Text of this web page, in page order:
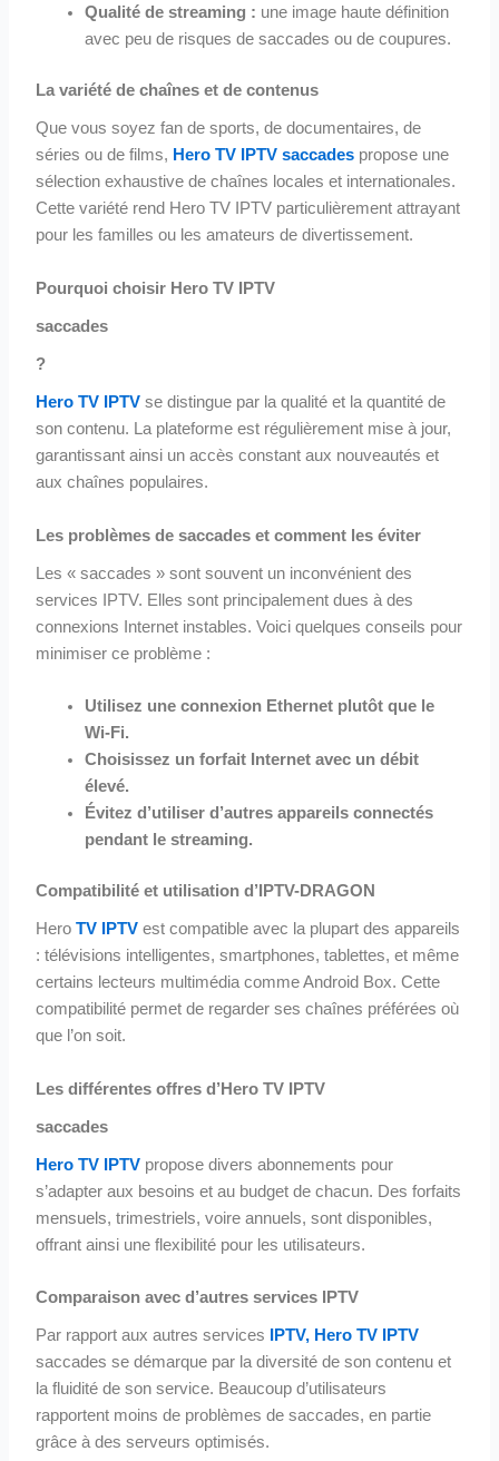
Qualité de streaming : une image haute définition
avec peu de risques de saccades ou de coupures.
La variété de chaînes et de contenus
Que vous soyez fan de sports, de documentaires, de
séries ou de films, Hero TV IPTV saccades propose une
sélection exhaustive de chaînes locales et internationales.
Cette variété rend Hero TV IPTV particulièrement attrayant
pour les familles ou les amateurs de divertissement.
Pourquoi choisir Hero TV IPTV
saccades
?
Hero TV IPTV se distingue par la qualité et la quantité de
son contenu. La plateforme est régulièrement mise à jour,
garantissant ainsi un accès constant aux nouveautés et
aux chaînes populaires.
Les problèmes de saccades et comment les éviter
Les « saccades » sont souvent un inconvénient des
services IPTV. Elles sont principalement dues à des
connexions Internet instables. Voici quelques conseils pour
minimiser ce problème :
Utilisez une connexion Ethernet plutôt que le
Wi-Fi.
Choisissez un forfait Internet avec un débit
élevé.
Évitez d’utiliser d’autres appareils connectés
pendant le streaming.
Compatibilité et utilisation d’IPTV-DRAGON
HeroTV IPTV est compatible avec la plupart des appareils
: télévisions intelligentes, smartphones, tablettes, et même
certains lecteurs multimédia comme Android Box. Cette
compatibilité permet de regarder ses chaînes préférées où
que l’on soit.
Les différentes offres d’Hero TV IPTV
saccades
Hero TV IPTV propose divers abonnements pour
s’adapter aux besoins et au budget de chacun. Des forfaits
mensuels, trimestriels, voire annuels, sont disponibles,
offrant ainsi une flexibilité pour les utilisateurs.
Comparaison avec d’autres services IPTV
Par rapport aux autres services
IPTV, Hero TV IPTV
saccades se démarque par la diversité de son contenu et
la fluidité de son service. Beaucoup d’utilisateurs
rapportent moins de problèmes de saccades, en partie
grâce à des serveurs optimisés.